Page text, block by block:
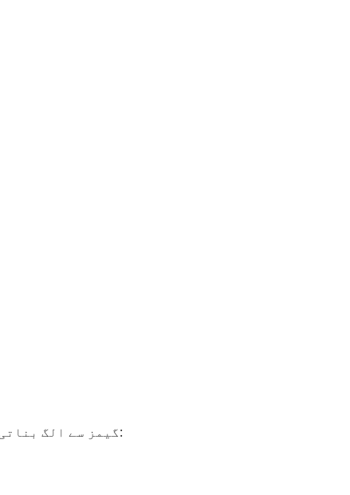
یہ گیم کی سب سے اہم خصوصیت ہے جو اسے دوسرے Gates of Olympus گیمز سے الگ بناتی ہے: